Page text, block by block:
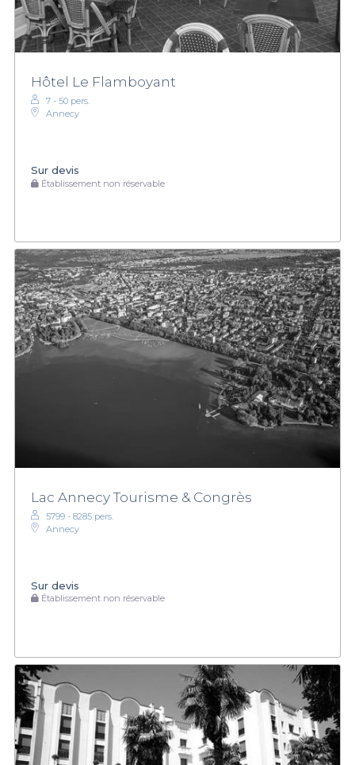
Hôtel Le Flamboyant
7 - 50 pers.
Annecy
Sur devis
Établissement non réservable
Lac Annecy Tourisme & Congrès
5799 - 8285 pers.
Annecy
Sur devis
Établissement non réservable